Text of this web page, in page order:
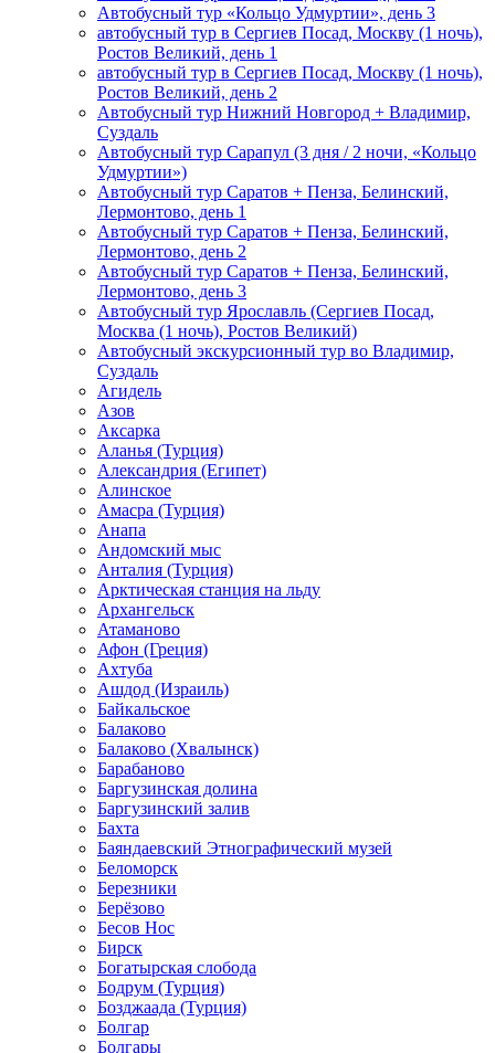
Автобусный тур «Кольцо Удмуртии», день 3
автобусный тур в Сергиев Посад, Москву (1 ночь),
Ростов Великий, день 1
автобусный тур в Сергиев Посад, Москву (1 ночь),
Ростов Великий, день 2
Автобусный тур Нижний Новгород + Владимир,
Суздаль
Автобусный тур Сарапул (3 дня / 2 ночи, «Кольцо
Удмуртии»)
Автобусный тур Саратов + Пенза, Белинский,
Лермонтово, день 1
Автобусный тур Саратов + Пенза, Белинский,
Лермонтово, день 2
Автобусный тур Саратов + Пенза, Белинский,
Лермонтово, день 3
Автобусный тур Ярославль (Сергиев Посад,
Москва (1 ночь), Ростов Великий)
Автобусный экскурсионный тур во Владимир,
Суздаль
Агидель
Азов
Аксарка
Аланья (Турция)
Александрия (Египет)
Алинское
Амасра (Турция)
Анапа
Андомский мыс
Анталия (Турция)
Арктическая станция на льду
Архангельск
Атаманово
Афон (Греция)
Ахтуба
Ашдод (Израиль)
Байкальское
Балаково
Балаково (Хвалынск)
Барабаново
Баргузинская долина
Баргузинский залив
Бахта
Баяндаевский Этнографический музей
Беломорск
Березники
Берёзово
Бесов Нос
Бирск
Богатырская слобода
Бодрум (Турция)
Бозджаада (Турция)
Болгар
Болгары